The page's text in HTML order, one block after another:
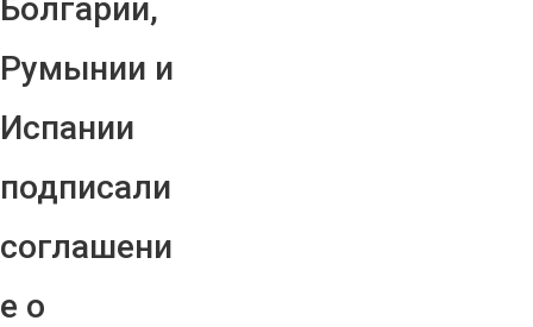
Болгарии,
Румынии и
Испании
подписали
соглашени
е о